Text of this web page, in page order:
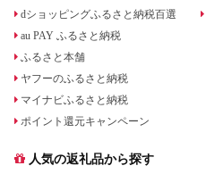
dショッピングふるさと納税百選
au PAY ふるさと納税
ふるさと本舗
ヤフーのふるさと納税
マイナビふるさと納税
ポイント還元キャンペーン
人気の返礼品から探す